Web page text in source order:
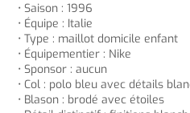
• Saison : 1996
• Équipe : Italie
• Type : maillot domicile enfant
• Équipementier : Nike
• Sponsor : aucun
• Col : polo bleu avec détails
• Blason : brodé avec étoiles